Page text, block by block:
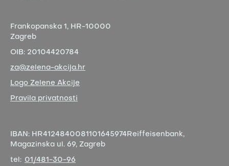
Frankopanska 1, HR-10000
Zagreb
OIB: 20104420784
za@zelena-akcija.hr
Logo Zelene Akcije
Pravila privatnosti
IBAN: HR4124840081101645974 Reiffeisenbank,
Magazinska ul. 69, Zagreb
tel: 01/481-30-96